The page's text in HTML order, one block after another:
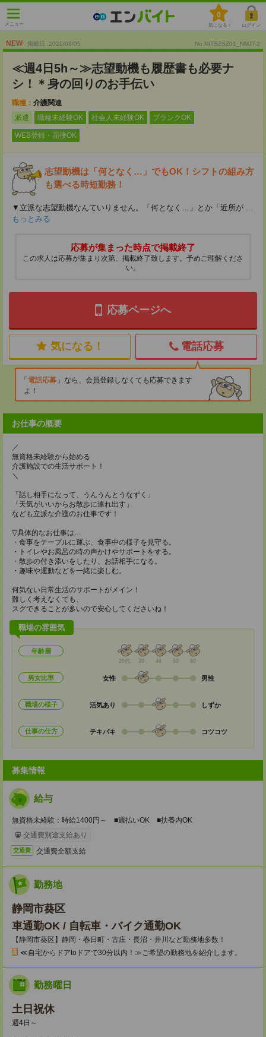
メニュー
0
気になる！ ログイン
NEW 掲載日 :2026/08/05 No.NITSZSZ01_NMJT-2
≪週4日5h～≫志望動機も履歴書も必要ナ
シ！＊身の回りのお手伝い
職種： 介護関連
派遣
職種未経験OK 社会人未経験OK ブランクOK
WEB登録・面接OK
志望動機は「何となく…」でもOK！シフトの組み方
も選べる時短勤務！
▼立派な志望動機なんていりません。「何となく…」とか「近所が ...
もっとみる
応募が集まった時点で掲載終了
この求人は応募が集まり次第、掲載終了致します。予めご理解くださ
い。
応募ページへ
気になる！ 電話応募
電話応募
なら、会員登録しなくても応募できます
よ！
お仕事の概要
／
無資格未経験から始める
介護施設での生活サポート！
＼
「話し相手になって、うんうんとうなずく」
「天気がいいからお散歩に連れ出す」
なども立派な介護のお仕事です！
▽具体的なお仕事は…
・食事をテーブルに運ぶ、食事中の様子を見守る。
・トイレやお風呂の時の声かけやサポートをする。
・散歩の付き添いをしたり、お話相手になる。
・趣味や運動などを一緒に楽しむ。
何気ない日常生活のサポートがメイン！
難しく考えなくても、
スグできることが多いので安心してくださいね！
職場の雰囲気
年齢層
20代 30 40 50 60
男女比率 女性 男性
職場の様子 活気あり しずか
仕事の仕方 テキパキ コツコツ
募集情報
給与
無資格未経験：時給1400円～ ■週払いOK ■扶養内OK
交通費別途支給あり
交通費 交通費全額支給
勤務地
静岡市葵区
車通勤OK / 自転車・バイク通勤OK
【静岡市葵区】静岡・春日町・古庄・長沼・井川など勤務地多数！
≪自宅からドアtoドアで30分以内！≫ご希望の勤務地を紹介します。
勤務曜日
土日祝休
週4日～